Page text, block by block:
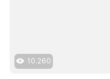
10.260